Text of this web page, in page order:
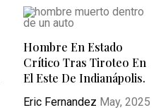
Hombre En Estado
Crítico Tras Tiroteo En
El Este De Indianápolis.
Eric Fernandez May, 2025